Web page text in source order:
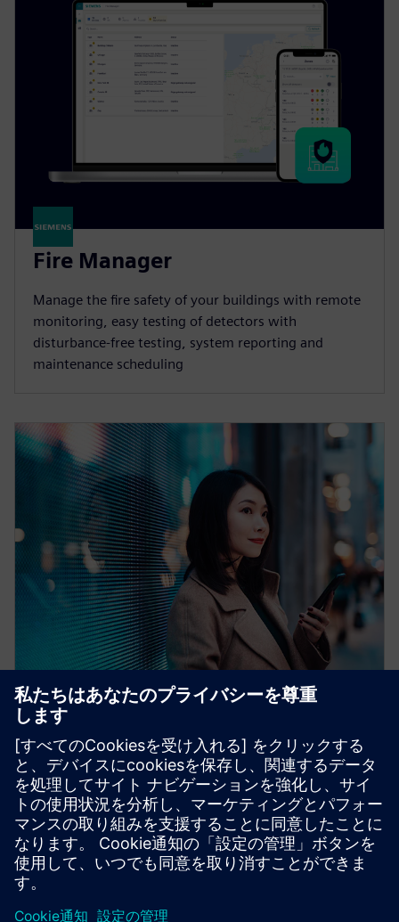
Fire Manager
Manage the fire safety of your buildings with remote
monitoring, easy testing of detectors with
disturbance-free testing, system reporting and
maintenance scheduling
Building Fire Safety Services
Move from reactive to proactive fire safety with our
digital services. Harness data and cloud connectivity
for greater efficiency, reliability, and real protection.